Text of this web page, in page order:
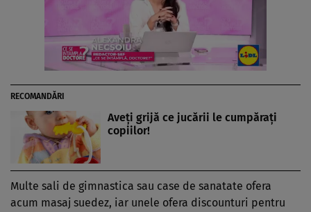
RECOMANDĂRI
Aveţi grijă ce jucării le cumpăraţi
copiilor!
Multe sali de gimnastica sau case de sanatate ofera
acum masaj suedez, iar unele ofera discounturi pentru